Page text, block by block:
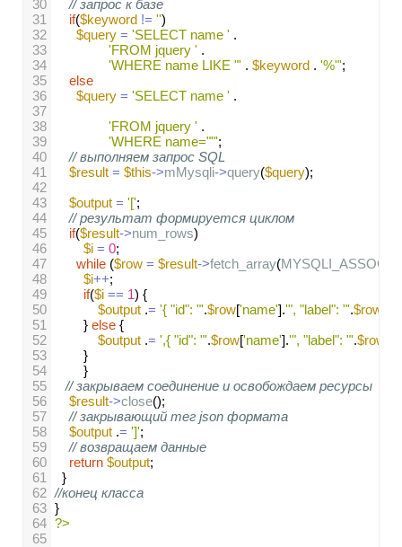
30
// запрос к базе
31
if($keyword != '')
32
$query = 'SELECT name ' .
33
'FROM jquery ' .
34
'WHERE name LIKE "' . $keyword . '%"';
35
else
36
$query = 'SELECT name ' .
37
38
'FROM jquery ' .
39
'WHERE name=""';
40
// выполняем запрос SQL
41
$result = $this->mMysqli->query($query);
42
43
$output = '[';
44
// результат формируется циклом
45
if($result->num_rows)
46
$i = 0;
47
while ($row = $result->fetch_array(MYSQLI_ASSOC
48
$i++;
49
if($i == 1) {
50
$output .= '{ "id": "'.$row['name'].'", "label": "'.$row
51
} else {
52
$output .= ',{ "id": "'.$row['name'].'", "label": "'.$row
53
}
54
}
55
// закрываем соединение и освобождаем ресурсы
56
$result->close();
57
// закрывающий тег json формата
58
$output .= ']';
59
// возвращаем данные
60
return $output;
61
  }
62 //конец класса
63 }
64 ?>
65